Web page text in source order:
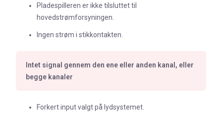
Pladespilleren er ikke tilsluttet til
hovedstrømforsyningen.
Ingen strøm i stikkontakten.
Intet signal gennem den ene eller anden kanal, eller
begge kanaler
Forkert input valgt på lydsystemet.